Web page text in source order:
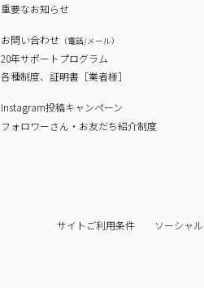
重要なお知らせ
お問い合わせ （電話/メール）
20年サポートプログラム
各種制度、証明書［業者様］
Instagram投稿キャンペーン
フォロワーさん・お友だち紹介制度
サイトご利用条件 ソーシャ